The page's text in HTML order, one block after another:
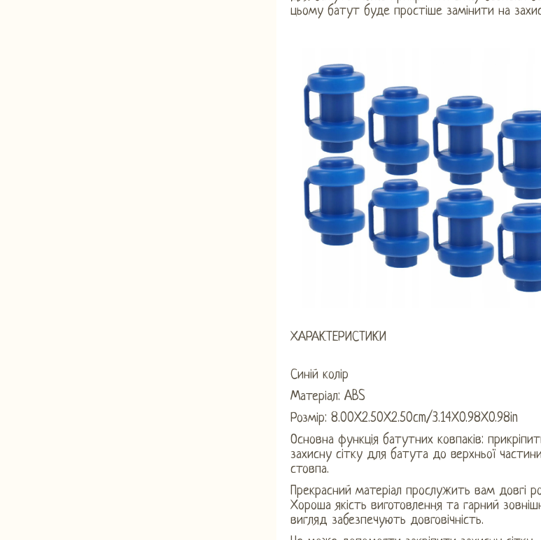
цьому батут буде простіше замінити на
ХАРАКТЕРИСТИКИ
Синій колір
Матеріал: ABS
Розмір: 8.00X2.50X2.50cm/3.14X0.98X0.98in
Основна функція батутних ковпаків:
захисну сітку для батута до верхньої частини
стовпа.
Прекрасний матеріал прослужить вам довгі
Хороша якість виготовлення та гарний
вигляд забезпечують довговічність.